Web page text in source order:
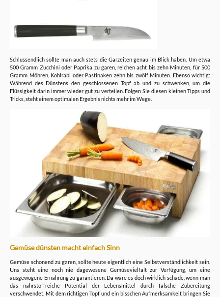
Schlussendlich sollte man auch stets die Garzeiten genau im Blick haben. Um etwa
500 Gramm Zucchini oder Paprika zu garen, reichen acht bis zehn Minuten, für 500
Gramm Möhren, Kohlrabi oder Pastinaken zehn bis zwölf Minuten. Ebenso wichtig:
Während des Dünstens den geschlossenen Topf ab und zu schwenken, um die
Flüssigkeit darin immer wieder gut zu verteilen. Folgen Sie diesen kleinen Tipps und
Tricks, steht einem optimalen Ergebnis nichts mehr im Wege.
Gemüse dünsten macht einfach Sinn
Gemüse schonend zu garen, sollte heute eigentlich eine Selbstverständlichkeit sein.
Uns steht eine noch nie dagewesene Gemüsevielfalt zur Verfügung, um eine
ausgewogene Ernährung zu garantieren. Da wäre es doch wirklich schade, wenn man
das nährstoffreiche Potential der Lebensmittel durch falsche Zubereitung
verschwendet. Mit dem richtigen Topf und ein bisschen Aufmerksamkeit bringen Sie